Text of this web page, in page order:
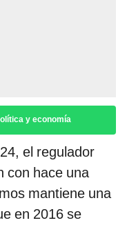
y economía
el regulador
con hace una
mantiene una
en 2016 se